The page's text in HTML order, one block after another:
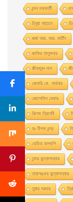
চন্দন চক্রবর্তী
চিনুয়া আচেবে
জর্জ আর. আর. মার্টিন
জাকির তালুকদার
জীবনানন্দ দাশ
জেফরি কে. গার্ডনার
জোসেফিন বেকার
ঝিলম ত্রিবেদী
ডঃ দীপক চন্দ্র
ডেভিড বালদাশি
তন্ময় বন্দ্যোপাধ্যায়
তারাশঙ্কর বন্দ্যোপাধ্যায়
তুষার সরদার